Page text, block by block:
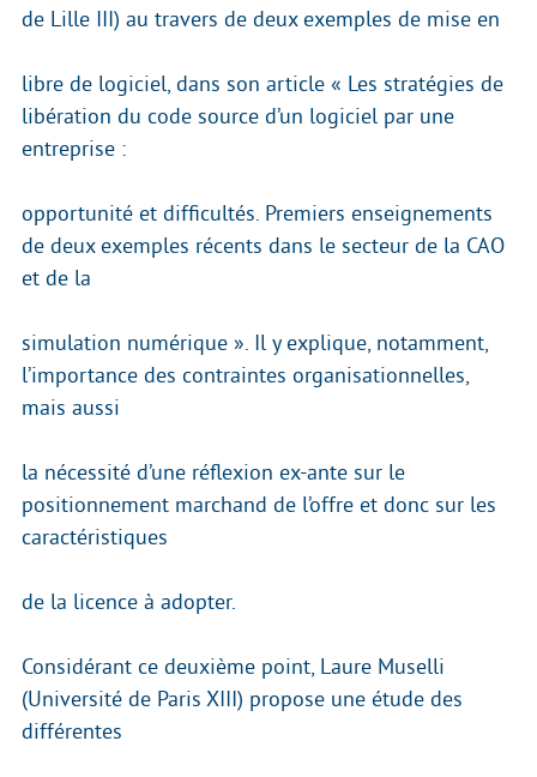
de Lille III) au travers de deux exemples de mise en
libre de logiciel, dans son article « Les stratégies de
libération du code source d’un logiciel par une
entreprise :
opportunité et difficultés. Premiers enseignements
de deux exemples récents dans le secteur de la CAO
et de la
simulation numérique ». Il y explique, notamment,
l’importance des contraintes organisationnelles,
mais aussi
la nécessité d’une réflexion ex-ante sur le
positionnement marchand de l’offre et donc sur les
caractéristiques
de la licence à adopter.
Considérant ce deuxième point, Laure Muselli
(Université de Paris XIII) propose une étude des
différentes